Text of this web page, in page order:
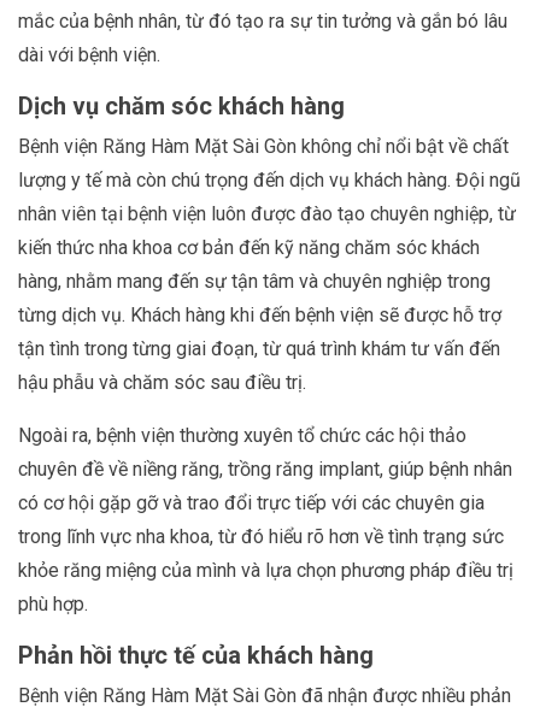
mắc của bệnh nhân, từ đó tạo ra sự tin tưởng và gắn bó lâu
dài với bệnh viện.
Dịch vụ chăm sóc khách hàng
Bệnh viện Răng Hàm Mặt Sài Gòn không chỉ nổi bật về chất
lượng y tế mà còn chú trọng đến dịch vụ khách hàng. Đội ngũ
nhân viên tại bệnh viện luôn được đào tạo chuyên nghiệp, từ
kiến thức nha khoa cơ bản đến kỹ năng chăm sóc khách
hàng, nhằm mang đến sự tận tâm và chuyên nghiệp trong
từng dịch vụ. Khách hàng khi đến bệnh viện sẽ được hỗ trợ
tận tình trong từng giai đoạn, từ quá trình khám tư vấn đến
hậu phẫu và chăm sóc sau điều trị.
Ngoài ra, bệnh viện thường xuyên tổ chức các hội thảo
chuyên đề về niềng răng, trồng răng implant, giúp bệnh nhân
có cơ hội gặp gỡ và trao đổi trực tiếp với các chuyên gia
trong lĩnh vực nha khoa, từ đó hiểu rõ hơn về tình trạng sức
khỏe răng miệng của mình và lựa chọn phương pháp điều trị
phù hợp.
Phản hồi thực tế của khách hàng
Bệnh viện Răng Hàm Mặt Sài Gòn đã nhận được nhiều phản